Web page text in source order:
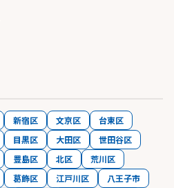
新宿区 文京区
台東区
目黒区 大田区
世田谷区
豊島区 北区
荒川区
葛飾区 江戸川区
八王子市